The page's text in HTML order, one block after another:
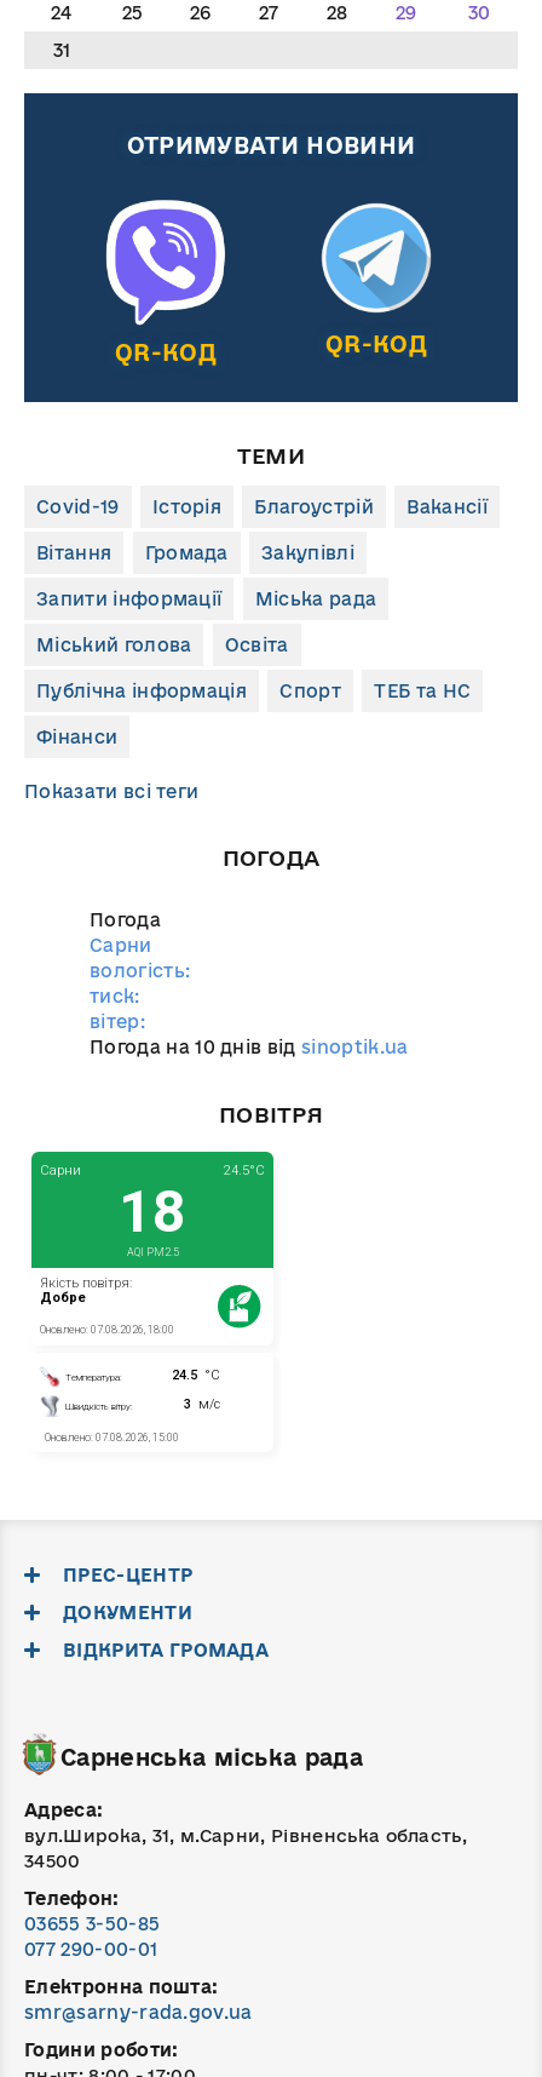
24
25 26 27 28 29
30
31
ОТРИМУВАТИ НОВИНИ
QR-КОД QR-КОД
ТЕМИ
Covid-19 Історія Благоустрій Вакансії
Вітання Громада Закупівлі
Запити інформації Міська рада
Міський голова Освіта
Публічна інформація Спорт ТЕБ та НС
Фінанси
Показати всі теги
ПОГОДА
Погода
Сарни
вологість:
тиск:
вітер:
Погода на 10 днів відsinoptik.ua
ПОВІТРЯ
ПРЕС-ЦЕНТР
ДОКУМЕНТИ
ВІДКРИТА ГРОМАДА
Сарненська міська рада
Адреса:
вул.Широка, 31, м.Сарни, Рівненська область,
34500
Телефон:
03655 3-50-85
077 290-00-01
Електронна пошта:
smr@sarny-rada.gov.ua
Години роботи: